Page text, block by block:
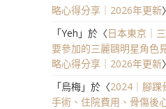
略心得分享｜2026年更新
「Yeh 」於〈日本東京｜
要參加的三麗鷗明星角色
略心得分享｜2026年更新
「烏梅」於〈2024｜腳踝
手術、住院費用、骨傷後